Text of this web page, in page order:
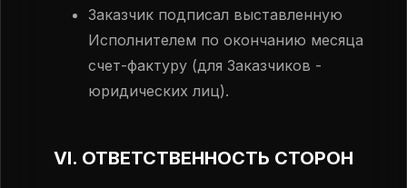
Заказчик подписал выставленную
Исполнителем по окончанию месяца
счет-фактуру (для Заказчиков -
юридических лиц).
VI. ОТВЕТСТВЕННОСТЬ СТОРОН